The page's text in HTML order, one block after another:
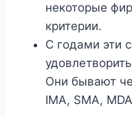
некоторые
критерии.
С годами эти
Они бывают
IMA, SMA,